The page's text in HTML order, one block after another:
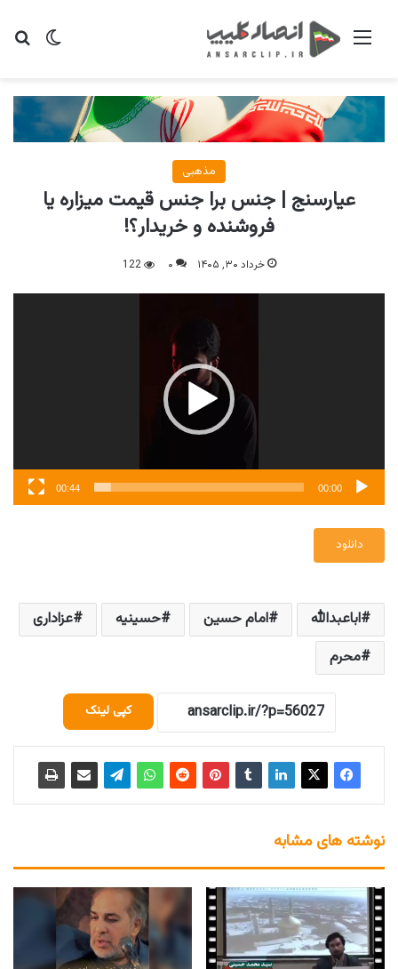
تغییر منو
مذهبی
عیارسنج | جنس برا جنس قیمت میزاره یا
فروشنده و خریدار؟!
خرداد ۳۰, ۱۴۰۵ ۰ 122
نمایشگر
00:00
00:44
دانلود
اباعبدالله امام حسین حسینیه
عزاداری
محرم
کپی لینک
نوشته های مشابه